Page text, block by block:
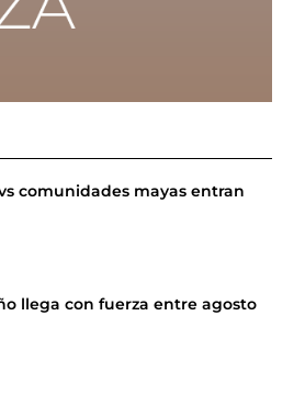
comunidades mayas entran
llega con fuerza entre agosto